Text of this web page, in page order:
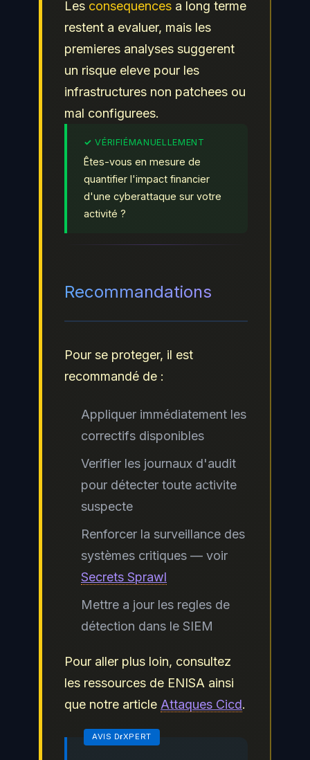
Les consequences a long terme
restent a evaluer, mais les
premieres analyses suggerent
un risque eleve pour les
infrastructures non patchees ou
mal configurees.
Êtes-vous en mesure de
quantifier l'impact financier
d'une cyberattaque sur votre
activité ?
Recommandations
Pour se proteger, il est
recommandé de :
Appliquer immédiatement les
correctifs disponibles
Verifier les journaux d'audit
pour détecter toute activite
suspecte
Renforcer la surveillance des
systèmes critiques — voir
Secrets Sprawl
Mettre a jour les regles de
détection dans le SIEM
Pour aller plus loin, consultez
les ressources de ENISA ainsi
que notre article Attaques Cicd.